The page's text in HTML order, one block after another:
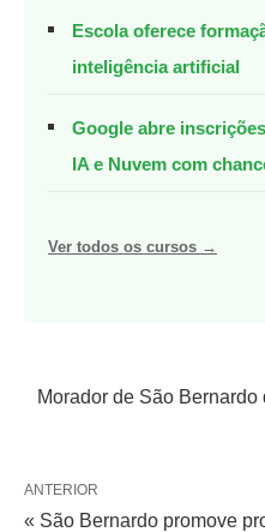
Escola oferece
inteligência artificial
Google abre
IA e Nuvem com
Ver todos os cursos →
Morador de São
ANTERIOR
« São Bernardo promove